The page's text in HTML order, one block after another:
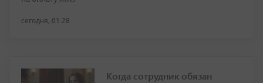
сегодня, 01:28
Когда сотрудник обязан